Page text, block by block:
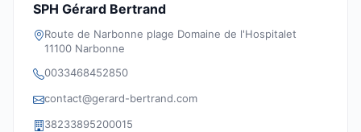
SPH Gérard Bertrand
Route de Narbonne plage Domaine de l'Hospitalet
11100 Narbonne
0033468452850
contact@gerard-bertrand.com
38233895200015